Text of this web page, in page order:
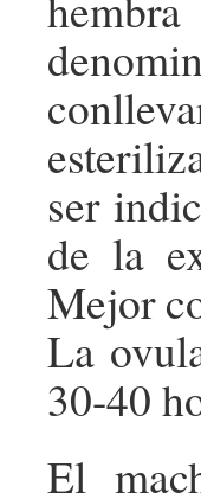
ser
de la
Mejor
La
30-40
El